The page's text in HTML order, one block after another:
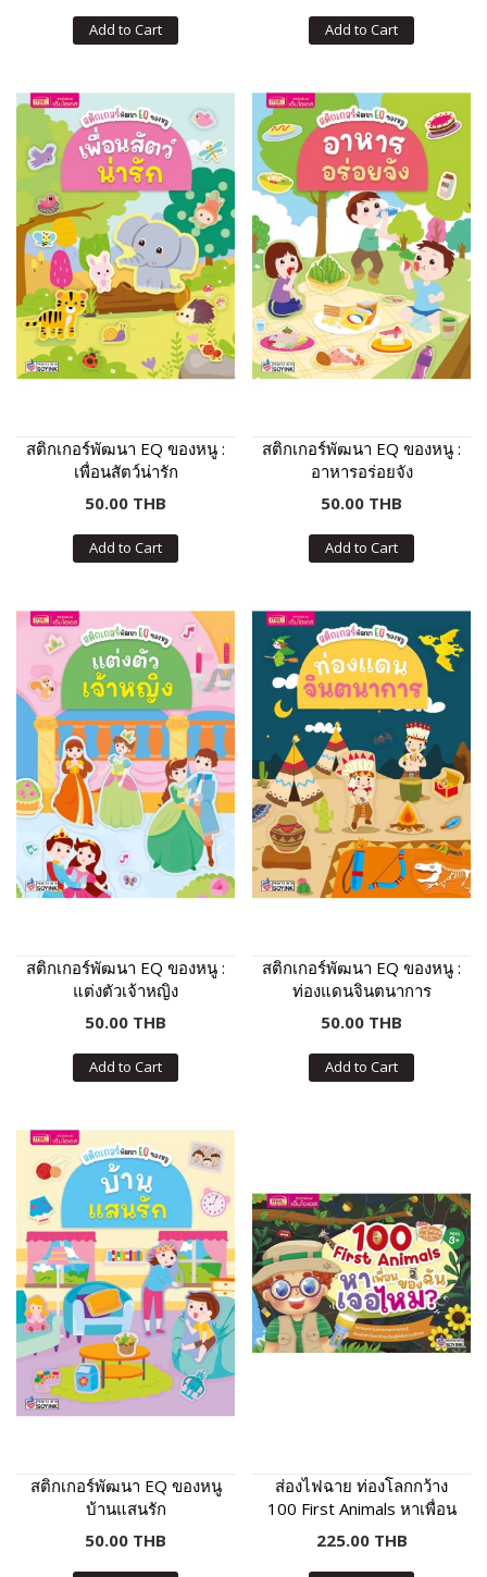
Add to Cart Add to Cart
สติกเกอร์พัฒนา EQ ของหนู :
เพื่อนสัตว์น่ารัก
50.00 THB
Add to Cart
สติกเกอร์พัฒนา EQ ของหนู :
อาหารอร่อยจัง
50.00 THB
Add to Cart
สติกเกอร์พัฒนา EQ ของหนู :
แต่งตัวเจ้าหญิง
50.00 THB
Add to Cart
สติกเกอร์พัฒนา EQ ของหนู :
ท่องแดนจินตนาการ
50.00 THB
Add to Cart
สติกเกอร์พัฒนา EQ ของหนู
บ้านแสนรัก
50.00 THB
ส่องไฟฉาย ท่องโลกกว้าง
100 First Animals หาเพื่อน
ของฉันเจอไหม?
225.00 THB